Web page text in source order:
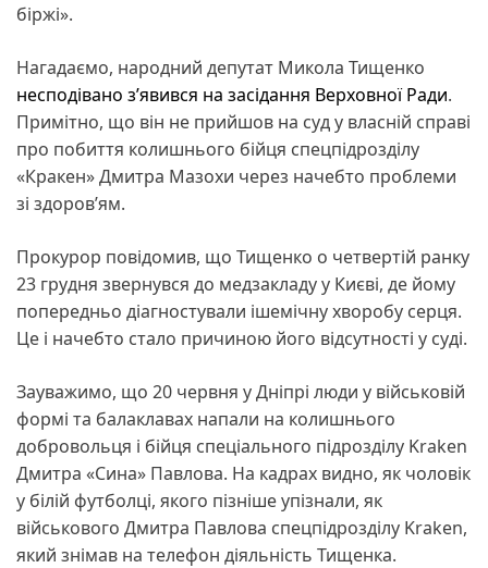
біржі».
Нагадаємо, народний депутат Микола Тищенко
несподівано з’явився на засідання Верховної Ради.
Примітно, що він не прийшов на суд у власній справі
про побиття колишнього бійця спецпідрозділу
«Кракен» Дмитра Мазохи через начебто проблеми
зі здоров’ям.
Прокурор повідомив, що Тищенко о четвертій ранку
23 грудня звернувся до медзакладу у Києві, де йому
попередньо діагностували ішемічну хворобу серця.
Це і начебто стало причиною його відсутності у суді.
Зауважимо, що 20 червня у Дніпрі люди у військовій
формі та балаклавах напали на колишнього
добровольця і бійця спеціального підрозділу Kraken
Дмитра «Сина» Павлова. На кадрах видно, як чоловік
у білій футболці, якого пізніше упізнали, як
військового Дмитра Павлова спецпідрозділу Kraken,
який знімав на телефон діяльність Тищенка.